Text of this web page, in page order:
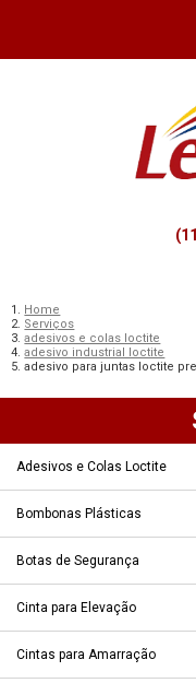
Home
Serviços
adesivos e colas loctite
adesivo industrial loctite
adesivo para juntas loctite
Adesivos e Colas Loctite
Bombonas Plásticas
Botas de Segurança
Cinta para Elevação
Cintas para Amarração